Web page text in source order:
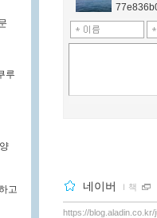
네이버 ｌ 책
https://blog.aladin.co.kr/
루
고